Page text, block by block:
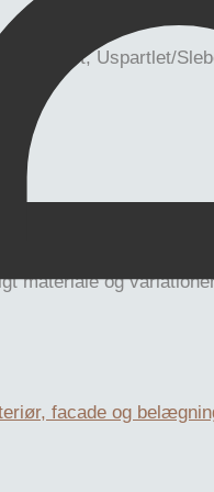
Uspartlet/
materiale og